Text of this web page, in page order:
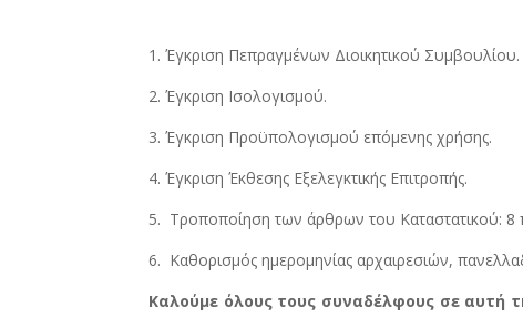
1. Έγκριση Πεπραγμένων Διοικητικού Συμβουλίου.
2. Έγκριση Ισολογισμού.
3. Έγκριση Προϋπολογισμού επόμενης χρήσης.
4. Έγκριση Έκθεσης Εξελεγκτικής Επιτροπής.
5. Τροποποίηση των άρθρων του Καταστατικού: 8
6. Καθορισμός ημερομηνίας αρχαιρεσιών,
Καλούμε όλους τους συναδέλφους σε αυτή